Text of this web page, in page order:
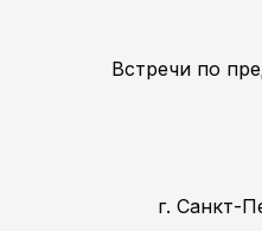
Встречи по
г. Санкт-